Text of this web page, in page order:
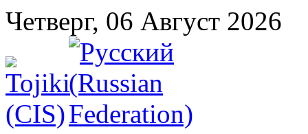
Четверг, 06 Август 2026